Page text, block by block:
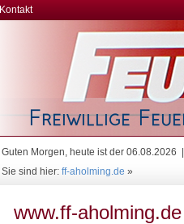
Kontakt
Guten Morgen, heute ist der
Sie sind hier: ff-aholming.de »
www.ff-aholming.de